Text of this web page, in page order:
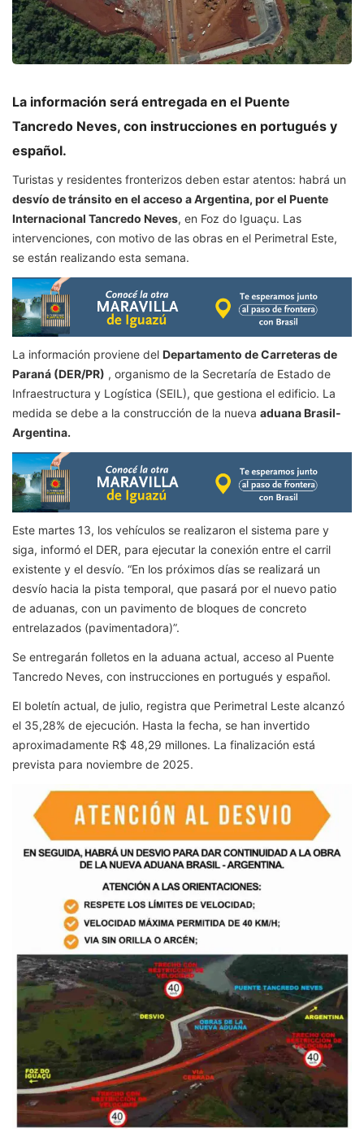
La información será entregada en el Puente
Tancredo Neves, con instrucciones en portugués y
español.
Turistas y residentes fronterizos deben estar atentos: habrá un
desvío de tránsito en el acceso a Argentina, por el Puente
Internacional Tancredo Neves, en Foz do Iguaçu. Las
intervenciones, con motivo de las obras en el Perimetral Este,
se están realizando esta semana.
La información proviene del Departamento de Carreteras de
Paraná (DER/PR) , organismo de la Secretaría de Estado de
Infraestructura y Logística (SEIL), que gestiona el edificio. La
medida se debe a la construcción de la nueva aduana Brasil-
Argentina.
Este martes 13, los vehículos se realizaron el sistema pare y
siga, informó el DER, para ejecutar la conexión entre el carril
existente y el desvío. “En los próximos días se realizará un
desvío hacia la pista temporal, que pasará por el nuevo patio
de aduanas, con un pavimento de bloques de concreto
entrelazados (pavimentadora)”.
Se entregarán folletos en la aduana actual, acceso al Puente
Tancredo Neves, con instrucciones en portugués y español.
El boletín actual, de julio, registra que Perimetral Leste alcanzó
el 35,28% de ejecución. Hasta la fecha, se han invertido
aproximadamente R$ 48,29 millones. La finalización está
prevista para noviembre de 2025.